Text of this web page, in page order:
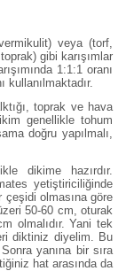
veya (torf,
gibi karışımlar
1:1:1 oranı
kullanılmaktadır.
toprak ve hava
genellikle tohum
doğru yapılmalı,
dikime hazırdır.
yetiştiriciliğinde
çeşidi olmasına göre
50-60 cm, oturak
olmalıdır. Yani tek
diktiniz diyelim. Bu
yanına bir sıra
hat arasında da